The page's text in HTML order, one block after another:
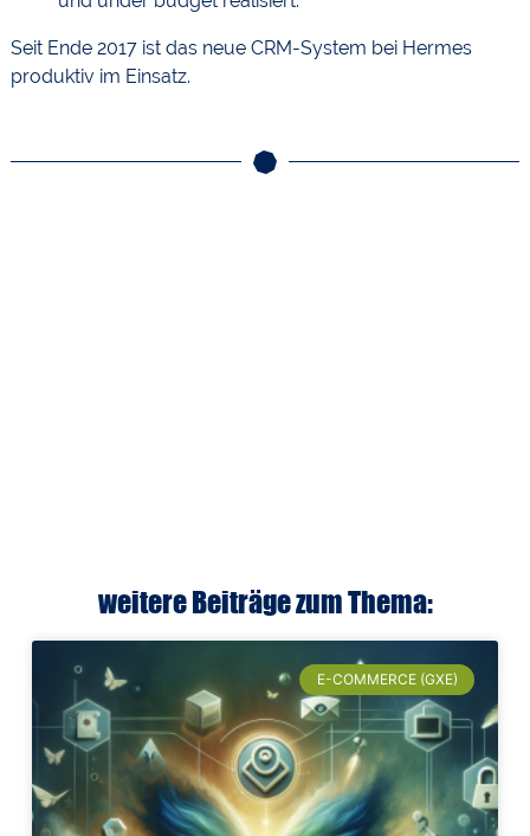
Seit Ende 2017 ist das neue CRM-System bei Hermes
produktiv im Einsatz.
weitere Beiträge zum Thema:
E-COMMERCE (GXE)